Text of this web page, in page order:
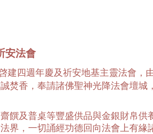
安法會
建四週年慶及祈安地基主靈法會，
焚香，奉請諸佛聖神光降法會壇
饌及普桌等豐盛供品與金銀財帛
界，一切誦經功德回向法會上有